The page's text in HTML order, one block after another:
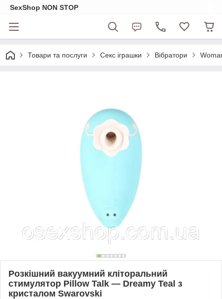
SexShop NON STOP
Товари та послуги Секс іграшки Вібратори
Розкішний вакуумний кліторальний
стимулятор Pillow Talk — Dreamy Teal з
кристалом Swarovski